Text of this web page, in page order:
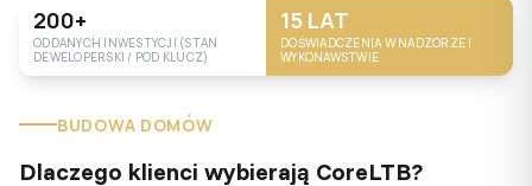
200+
ODDANYCH INWESTYCJI (STAN
DEWELOPERSKI / POD KLUCZ)
15 LAT
DOŚWIADCZENIA W NADZORZE I
WYKONAWSTWIE
BUDOWA DOMÓW
Dlaczego klienci wybierają CoreLTB?